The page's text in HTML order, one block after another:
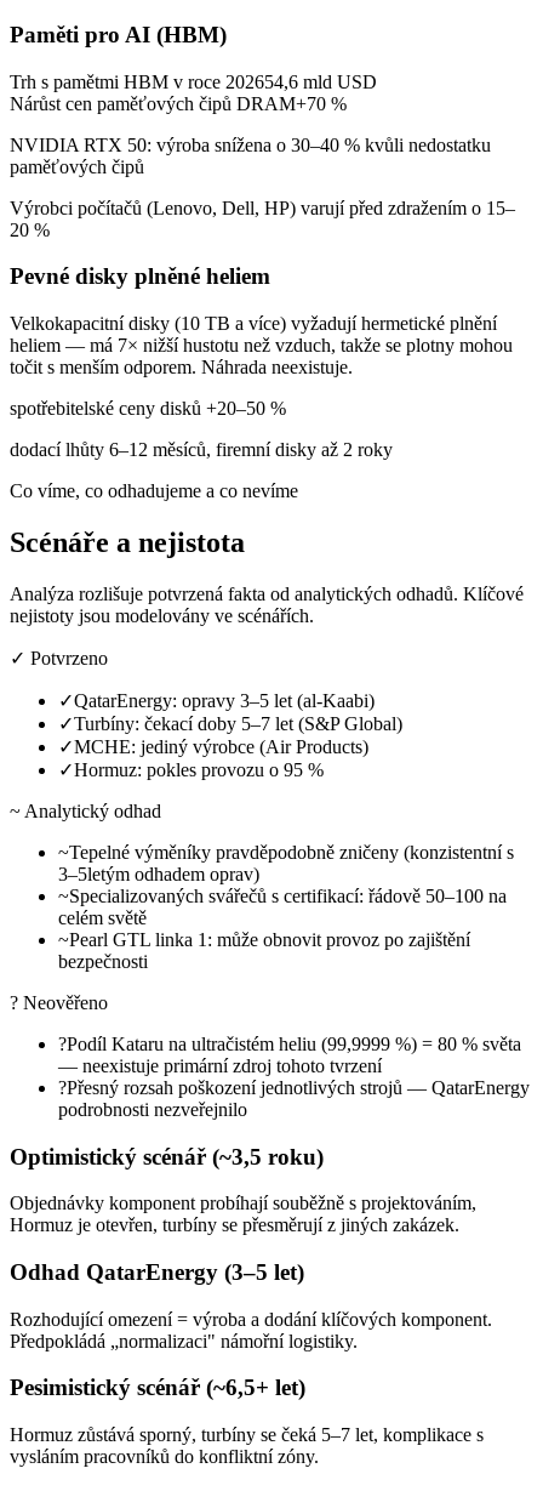
Paměti pro AI (HBM)
Trh s pamětmi HBM v roce 202654,6 mld USD
Nárůst cen paměťových čipů DRAM+70 %
NVIDIA RTX 50: výroba snížena o 30–40 % kvůli nedostatku
paměťových čipů
Výrobci počítačů (Lenovo, Dell, HP) varují před zdražením o 15–
20 %
Pevné disky plněné heliem
Velkokapacitní disky (10 TB a více) vyžadují hermetické plnění
heliem — má 7× nižší hustotu než vzduch, takže se plotny mohou
točit s menším odporem. Náhrada neexistuje.
spotřebitelské ceny disků +20–50 %
dodací lhůty 6–12 měsíců, firemní disky až 2 roky
Co víme, co odhadujeme a co nevíme
Scénáře a nejistota
Analýza rozlišuje potvrzená fakta od analytických odhadů. Klíčové
nejistoty jsou modelovány ve scénářích.
✓ Potvrzeno
✓QatarEnergy: opravy 3–5 let (al-Kaabi)
✓Turbíny: čekací doby 5–7 let (S&P Global)
✓MCHE: jediný výrobce (Air Products)
✓Hormuz: pokles provozu o 95 %
~ Analytický odhad
~Tepelné výměníky pravděpodobně zničeny (konzistentní s
3–5letým odhadem oprav)
~Specializovaných svářečů s certifikací: řádově 50–100 na
celém světě
~Pearl GTL linka 1: může obnovit provoz po zajištění
bezpečnosti
? Neověřeno
?Podíl Kataru na ultračistém heliu (99,9999 %) = 80 % světa
— neexistuje primární zdroj tohoto tvrzení
?Přesný rozsah poškození jednotlivých strojů — QatarEnergy
podrobnosti nezveřejnilo
Optimistický scénář (~3,5 roku)
Objednávky komponent probíhají souběžně s projektováním,
Hormuz je otevřen, turbíny se přesměrují z jiných zakázek.
Odhad QatarEnergy (3–5 let)
Rozhodující omezení = výroba a dodání klíčových komponent.
Předpokládá „normalizaci" námořní logistiky.
Pesimistický scénář (~6,5+ let)
Hormuz zůstává sporný, turbíny se čeká 5–7 let, komplikace s
vysláním pracovníků do konfliktní zóny.